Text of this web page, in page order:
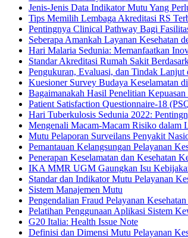
Jenis-Jenis Data Indikator Mutu Yang
Tips Memilih Lembaga Akreditasi RS
Pentingnya Clinical Pathway Bagi
Seberapa Amankah Layanan Kesehatan
Hari Malaria Sedunia: Memanfaatkan
Standar Akreditasi Rumah Sakit
Pengukuran, Evaluasi, dan Tindak Lanjut
Kuesioner Survey Budaya Keselamatan
Bagaimanakah Hasil Penelitian
Patient Satisfaction Questionnaire-18
Hari Tuberkulosis Sedunia 2022:
Mengenali Macam-Macam Risiko dalam
Mutu Pelaporan Surveilans Penyakit
Pemantauan Kelangsungan Pelayanan
Penerapan Keselamatan dan Kesehatan
IKA MMR UGM Gaungkan Isu
Standar dan Indikator Mutu Pelayanan
Sistem Manajemen Mutu
Pengendalian Fraud Pelayanan
Pelatihan Penggunaan Aplikasi Sistem
G20 Italia: Health Issue Note
Definisi dan Dimensi Mutu Pelayanan